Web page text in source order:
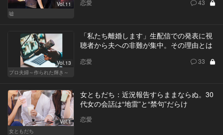
Vol.11
嘘
恋愛 43
Vol.13
プロ夫婦～作られた輝き～
「私たち離婚します」生配信での発表に視
聴者から夫への非難が集中。その理由とは
恋愛 33
Vol.1
女ともだち
女ともだち：近況報告すらままならぬ。30
代女の会話は“地雷”と“禁句”だらけ
恋愛